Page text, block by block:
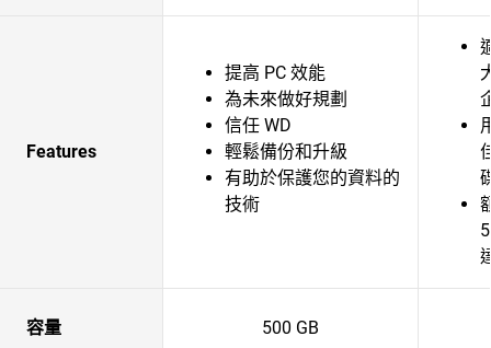
Features
提高 PC 效能
為未來做好規劃
信任 WD
輕鬆備份和升級
有助於保護您的資料的
技術
容量 500 GB